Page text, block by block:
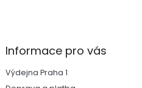
ucítíte. Kvalita, které
Informace pro vás
Výdejna Praha 1